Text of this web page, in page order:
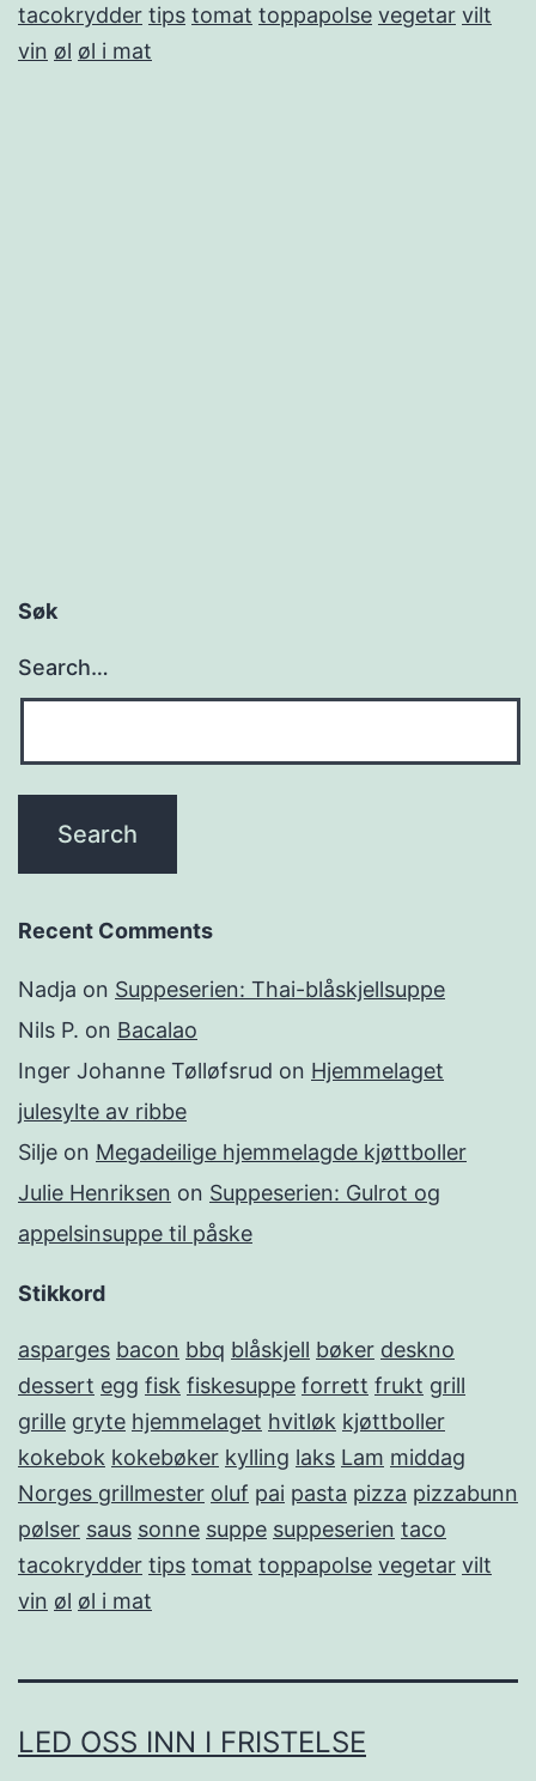
tacokrydder tips tomat toppapolse vegetar vilt
vin øl øl i mat
Søk
Search…
Recent Comments
Nadja on Suppeserien: Thai-blåskjellsuppe
Nils P. on Bacalao
Inger Johanne Tølløfsrud on Hjemmelaget
julesylte av ribbe
Silje on Megadeilige hjemmelagde kjøttboller
Julie Henriksen on Suppeserien: Gulrot og
appelsinsuppe til påske
Stikkord
asparges bacon bbq blåskjell bøker deskno
dessert egg fisk fiskesuppe forrett frukt grill
grille gryte hjemmelaget hvitløk kjøttboller
kokebok kokebøker kylling laks Lam middag
Norges grillmester oluf pai pasta pizza pizzabunn
pølser saus sonne suppe suppeserien taco
tacokrydder tips tomat toppapolse vegetar vilt
vin øl øl i mat
LED OSS INN I FRISTELSE